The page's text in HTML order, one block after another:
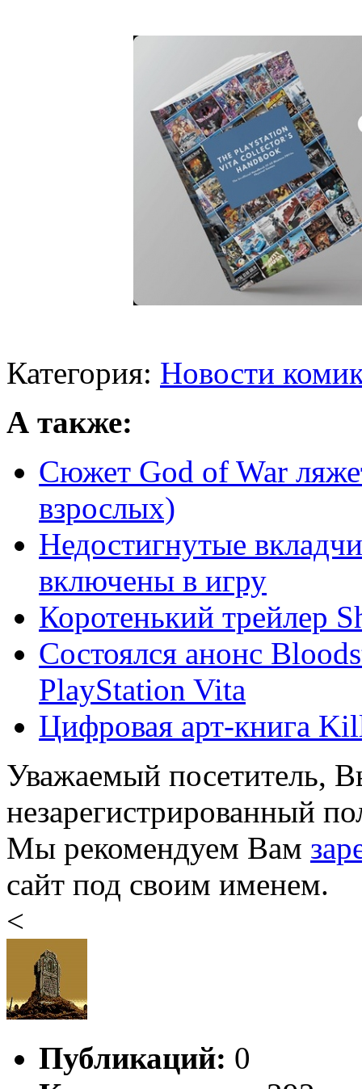
Категория: Новости
А также:
Сюжет God of War
взрослых)
Недостигнутые
включены в игру
Коротенький трейлер
Состоялся анонс
PlayStation Vita
Цифровая арт-книга
Уважаемый посетитель,
незарегистрированный
Мы рекомендуем Вам
сайт под своим именем.
<
Публикаций: 0